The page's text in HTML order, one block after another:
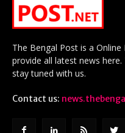
The Bengal Post is a
provide all latest news
stay tuned with us.
Contact us: